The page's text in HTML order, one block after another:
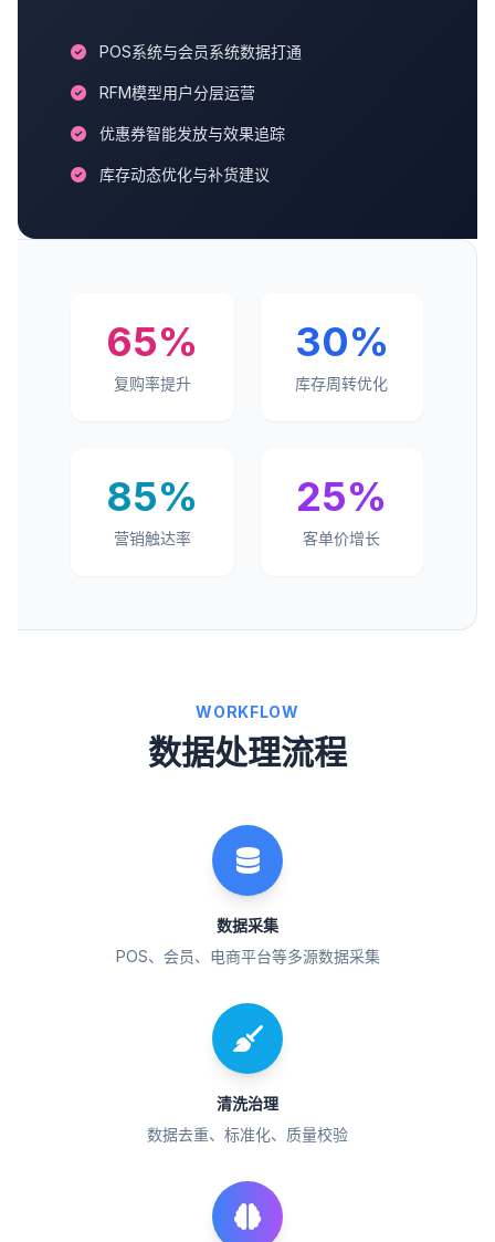
POS系统与会员系统数据打通
RFM模型用户分层运营
优惠券智能发放与效果追踪
库存动态优化与补货建议
65%
复购率提升
30%
库存周转优化
85%
营销触达率
25%
客单价增长
WORKFLOW
数据处理流程
数据采集
POS、会员、电商平台等多源数据采集
清洗治理
数据去重、标准化、质量校验